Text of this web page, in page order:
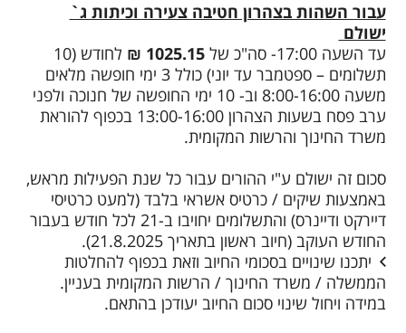
עבור השהות בצהרון חטיבה צעירה וכיתות ג`
ישולם
עד השעה 17:00- סה"כ של
1025.15 ₪
לחודש (10
תשלומים – ספטמבר עד יוני) כולל 3 ימי חופשה מלאים
משעה 8:00-16:00 וב- 10 ימי החופשה של חנוכה ולפני
ערב פסח בשעות הצהרון 13:00-16:00 בכפוף להוראת
משרד החינוך והרשות המקומית.
סכום זה ישולם ע"י ההורים עבור כל שנת הפעילות מראש,
באמצעות שיקים / כרטיס אשראי בלבד (למעט כרטיסי
דיירקט ודיינרס) והתשלומים יחויבו ב-21 לכל חודש בעבור
החודש העוקב (חיוב ראשון בתאריך 21.8.2025).
יתכנו שינויים בסכומי החיוב וזאת בכפוף להחלטות
הממשלה / משרד החינוך / הרשות המקומית בעניין.
במידה ויחול שינוי סכום החיוב יעודכן בהתאם.